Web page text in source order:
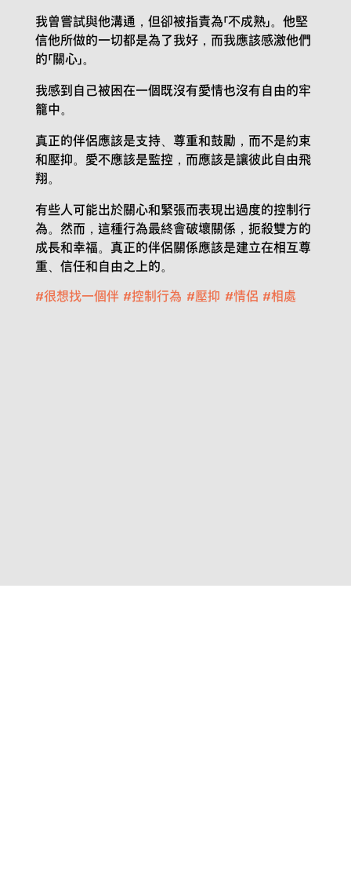
我曾嘗試與他溝通，但卻被指責為「不成熟」。他堅
信他所做的一切都是為了我好，而我應該感激他們
的「關心」。
我感到自己被困在一個既沒有愛情也沒有自由的牢
籠中。
真正的伴侶應該是支持、尊重和鼓勵，而不是約束
和壓抑。愛不應該是監控，而應該是讓彼此自由飛
翔。
有些人可能出於關心和緊張而表現出過度的控制行
為。然而，這種行為最終會破壞關係，扼殺雙方的
成長和幸福。真正的伴侶關係應該是建立在相互尊
重、信任和自由之上的。
#很想找一個伴 #控制行為 #壓抑 #情侶 #相處